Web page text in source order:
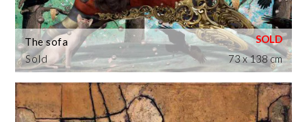
Sold
The sofa
73 x 138 cm